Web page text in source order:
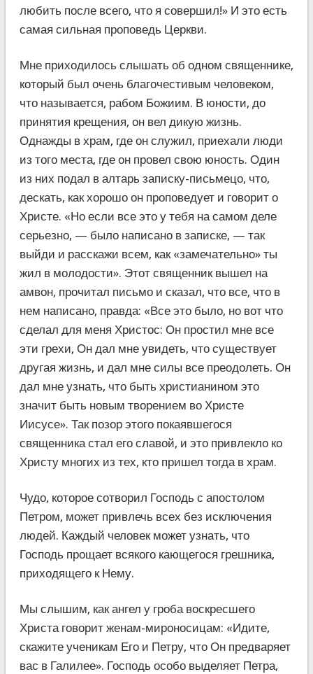
любить после всего, что я совершил!» И это есть
самая сильная проповедь Церкви.
Мне приходилось слышать об одном священнике,
который был очень благочестивым человеком,
что называется, рабом Божиим. В юности, до
принятия крещения, он вел дикую жизнь.
Однажды в храм, где он служил, приехали люди
из того места, где он провел свою юность. Один
из них подал в алтарь записку-письмецо, что,
дескать, как хорошо он проповедует и говорит о
Христе. «Но если все это у тебя на самом деле
серьезно, — было написано в записке, — так
выйди и расскажи всем, как «замечательно» ты
жил в молодости». Этот священник вышел на
амвон, прочитал письмо и сказал, что все, что в
нем написано, правда: «Все это было, но вот что
сделал для меня Христос: Он простил мне все
эти грехи, Он дал мне увидеть, что существует
другая жизнь, и дал мне силы все преодолеть. Он
дал мне узнать, что быть христианином это
значит быть новым творением во Христе
Иисусе». Так позор этого покаявшегося
священника стал его славой, и это привлекло ко
Христу многих из тех, кто пришел тогда в храм.
Чудо, которое сотворил Господь с апостолом
Петром, может привлечь всех без исключения
людей. Каждый человек может узнать, что
Господь прощает всякого кающегося грешника,
приходящего к Нему.
Мы слышим, как ангел у гроба воскресшего
Христа говорит женам-мироносицам: «Идите,
скажите ученикам Его и Петру, что Он предваряет
вас в Галилее». Господь особо выделяет Петра,